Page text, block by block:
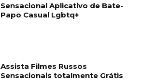
Sensacional Aplicativo de Bate-
Papo Casual Lgbtq+
Assista Filmes Russos
Sensacionais totalmente Grátis